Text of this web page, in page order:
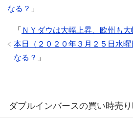
なる？ 」
「 ＮＹダウは大幅上昇、欧州も
本日（２０２０年３月２５日水曜
なる？ 」
ダブルインバースの買い時売